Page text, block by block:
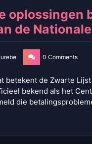
oplossingen
de
0 Comments
betekent de Zwarte
bekend als het
die